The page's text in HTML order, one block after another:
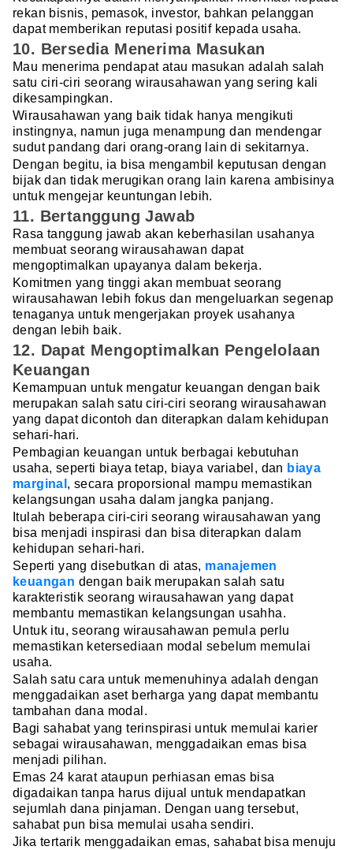
rekan bisnis, pemasok, investor, bahkan pelanggan
dapat memberikan reputasi positif kepada usaha.
10. Bersedia Menerima Masukan
Mau menerima pendapat atau masukan adalah salah
satu ciri-ciri seorang wirausahawan yang sering kali
dikesampingkan.
Wirausahawan yang baik tidak hanya mengikuti
instingnya, namun juga menampung dan mendengar
sudut pandang dari orang-orang lain di sekitarnya.
Dengan begitu, ia bisa mengambil keputusan dengan
bijak dan tidak merugikan orang lain karena ambisinya
untuk mengejar keuntungan lebih.
11. Bertanggung Jawab
Rasa tanggung jawab akan keberhasilan usahanya
membuat seorang wirausahawan dapat
mengoptimalkan upayanya dalam bekerja.
Komitmen yang tinggi akan membuat seorang
wirausahawan lebih fokus dan mengeluarkan segenap
tenaganya untuk mengerjakan proyek usahanya
dengan lebih baik.
12. Dapat Mengoptimalkan Pengelolaan
Keuangan
Kemampuan untuk mengatur keuangan dengan baik
merupakan salah satu ciri-ciri seorang wirausahawan
yang dapat dicontoh dan diterapkan dalam kehidupan
sehari-hari.
Pembagian keuangan untuk berbagai kebutuhan
usaha, seperti biaya tetap, biaya variabel, dan biaya
marginal , secara proporsional mampu memastikan
kelangsungan usaha dalam jangka panjang.
Itulah beberapa ciri-ciri seorang wirausahawan yang
bisa menjadi inspirasi dan bisa diterapkan dalam
kehidupan sehari-hari.
Seperti yang disebutkan di atas, manajemen
keuangan dengan baik merupakan salah satu
karakteristik seorang wirausahawan yang dapat
membantu memastikan kelangsungan usahha.
Untuk itu, seorang wirausahawan pemula perlu
memastikan ketersediaan modal sebelum memulai
usaha.
Salah satu cara untuk memenuhinya adalah dengan
menggadaikan aset berharga yang dapat membantu
tambahan dana modal.
Bagi sahabat yang terinspirasi untuk memulai karier
sebagai wirausahawan, menggadaikan emas bisa
menjadi pilihan.
Emas 24 karat ataupun perhiasan emas bisa
digadaikan tanpa harus dijual untuk mendapatkan
sejumlah dana pinjaman. Dengan uang tersebut,
sahabat pun bisa memulai usaha sendiri.
Jika tertarik menggadaikan emas, sahabat bisa menuju